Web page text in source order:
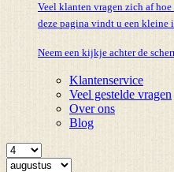
Veel klanten vragen zich af
deze pagina vindt u een kleine
Neem een kijkje achter de
Klantenservice
Veel gestelde vragen
Over ons
Blog